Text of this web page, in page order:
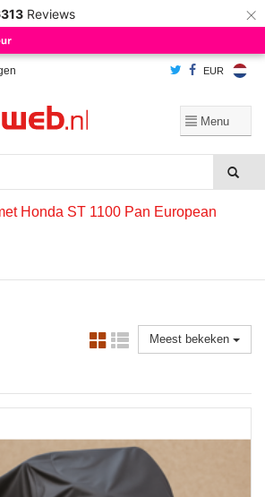
Reviews ×
EUR
Honda ST 1100 Pan European
Meest bekeken
website te verbeteren. Is dat akkoord?
Ja
Nee